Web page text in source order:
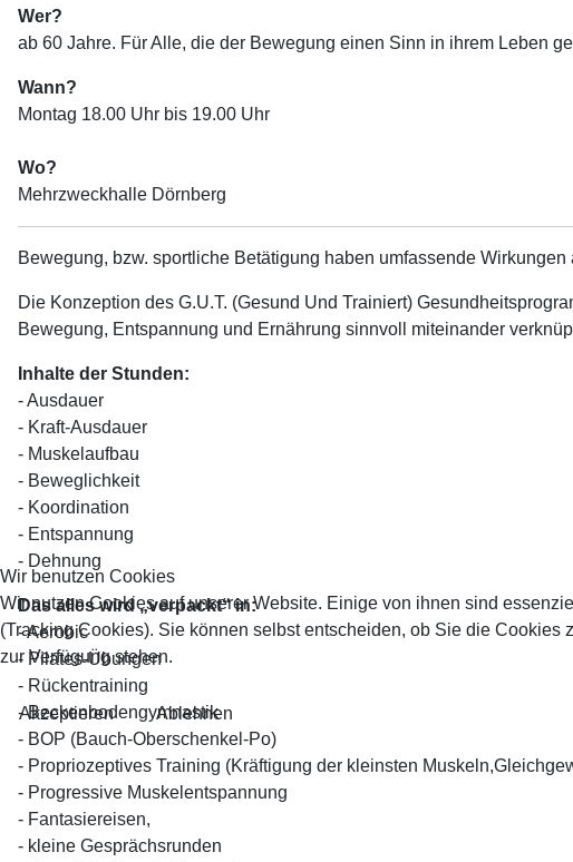
Wer?
ab 60 Jahre. Für Alle, die der Bewegung einen Sinn in ihrem Leben
Wann?
Montag 18.00 Uhr bis 19.00 Uhr
Wo?
Mehrzweckhalle Dörnberg
Bewegung, bzw. sportliche Betätigung haben umfassende
Die Konzeption des G.U.T. (Gesund Und Trainiert)
Bewegung, Entspannung und Ernährung sinnvoll miteinander
Inhalte der Stunden:
- Ausdauer
- Kraft-Ausdauer
- Muskelaufbau
- Beweglichkeit
- Koordination
- Entspannung
- Dehnung
Das alles wird „verpackt“ in:
- Aerobic
- Pilates-Übungen
- Rückentraining
- Beckenbodengymnastik
- BOP (Bauch-Oberschenkel-Po)
- Propriozeptives Training (Kräftigung der kleinsten
- Progressive Muskelentspannung
- Fantasiereisen,
- kleine Gesprächsrunden
Wir benutzen Cookies
Wir nutzen Cookies auf unserer Website. Einige von ihnen sind
(Tracking Cookies). Sie können selbst entscheiden, ob Sie die
zur Verfügung stehen.
Akzeptieren Ablehnen